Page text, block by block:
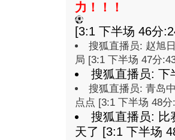
力！！！
[3:1 下半场 46分
搜狐直播员: 赵旭
局 [3:1 下半场 47分
搜狐直播员: 下
搜狐直播员: 青岛
点点 [3:1 下半场 48分
搜狐直播员: 比
天了 [3:1 下半场